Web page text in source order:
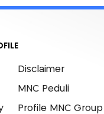
Disclaimer
MNC Peduli
Profile MNC Group